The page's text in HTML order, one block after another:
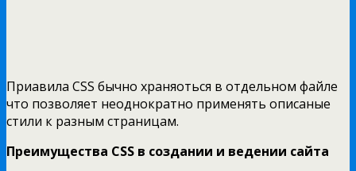
Приавила CSS бычно храняоться в отдельном файле
что позволяет неоднократно применять описаные
стили к разным страницам.
Преимущества CSS в создании и ведении сайта